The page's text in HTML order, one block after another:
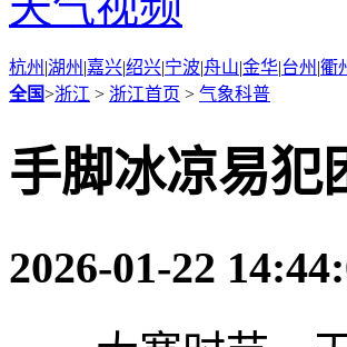
杭州 |湖州 |嘉兴|绍兴|宁波|舟山|金华|台州 |衢
全国>浙江 > 浙江首页 > 气象科普
手脚冰凉易犯
2026-01-22